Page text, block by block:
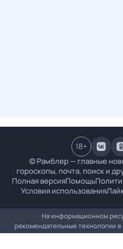
© Рамблер — главные
гороскопы, почта, поиск и
Полная версияПомощь
Условия использования
18+
На информационном
рекомендательные технологии в